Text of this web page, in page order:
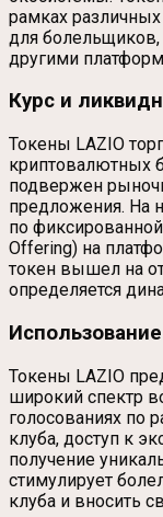
рамках
для болельщиков,
другими
Курс и
Токены LAZIO
криптовалютных
подвержен
предложения. На
по
Offering) на
токен вышел на
определяется
Токены LAZIO
широкий спектр
голосованиях по
клуба, доступ к
получение
стимулирует
клуба и вносить